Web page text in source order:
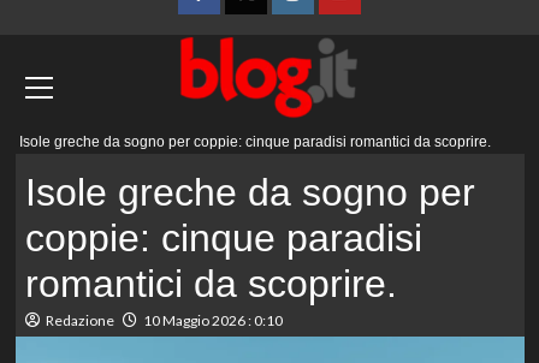
FacebookTwitterInstagramYouTube
Isole greche da sogno per coppie: cinque paradisi romantici da scoprire.
Isole greche da sogno per
coppie: cinque paradisi
romantici da scoprire.
Redazione 10 Maggio 2026 : 0:10